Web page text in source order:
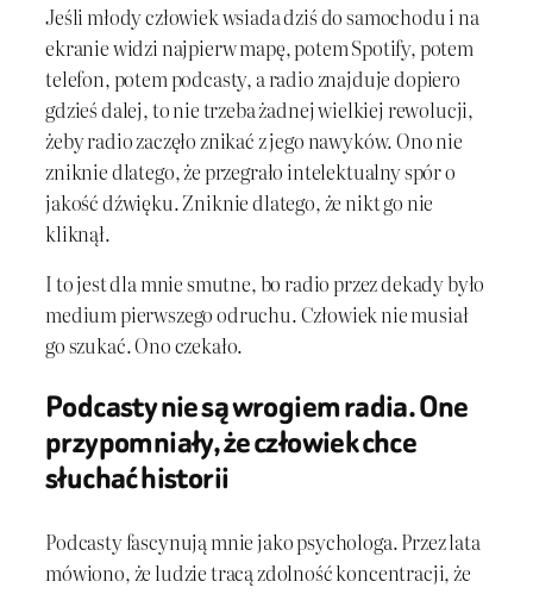
Jeśli młody człowiek wsiada dziś do samochodu i na
ekranie widzi najpierw mapę, potem Spotify, potem
telefon, potem podcasty, a radio znajduje dopiero
gdzieś dalej, to nie trzeba żadnej wielkiej rewolucji,
żeby radio zaczęło znikać z jego nawyków. Ono nie
zniknie dlatego, że przegrało intelektualny spór o
jakość dźwięku. Zniknie dlatego, że nikt go nie
kliknął.
I to jest dla mnie smutne, bo radio przez dekady było
medium pierwszego odruchu. Człowiek nie musiał
go szukać. Ono czekało.
Podcasty nie są wrogiem radia. One
przypomniały, że człowiek chce
słuchać historii
Podcasty fascynują mnie jako psychologa. Przez lata
mówiono, że ludzie tracą zdolność koncentracji, że